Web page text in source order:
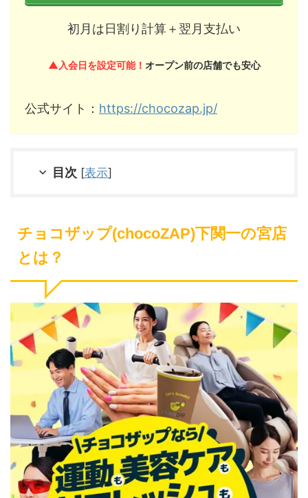
初月は日割り計算＋翌月支払い
▲入会日を設定可能！ オープン前の店舗でも安心
公式サイト： https://chocozap.jp/
目次 [表示]
チョコザップ(chocoZAP)下関一の宮店
とは？